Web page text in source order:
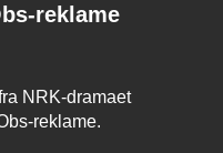
reklame
NRK-dramaet
reklame.